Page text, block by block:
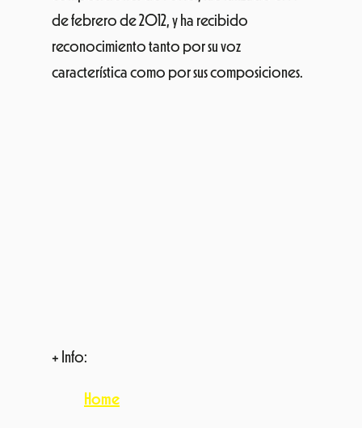
de febrero de 2012, y ha recibido
reconocimiento tanto por su voz
característica como por sus composiciones.
+ Info:
Home